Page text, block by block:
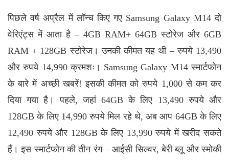
पिछले वर्ष अप्रैल में लॉन्च किए गए Samsung Galaxy M14 दो
वेरिएंट्स में आता है – 4GB RAM+ 64GB स्टोरेज और 6GB
RAM + 128GB स्टोरेज। उनकी कीमत यह थी – रुपये 13,490
और रुपये 14,990 क्रमशः। Samsung Galaxy M14 स्मार्टफोन
के बारे में अच्छी खबरें! इसकी कीमत को रुपये 1,000 से कम कर
दिया गया है। पहले, जहां 64GB के लिए 13,490 रुपये और
128GB के लिए 14,990 रुपये मिल रहे थे, अब आप 64GB के लिए
12,490 रुपये और 128GB के लिए 13,990 रुपये में खरीद सकते
हैं। इस स्मार्टफोन की तीन रंग – आईसी सिल्वर, बेरी ब्लू और स्मोकी